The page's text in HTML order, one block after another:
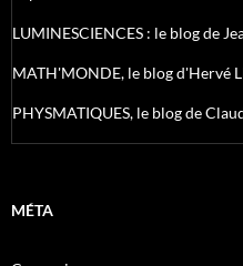
LUMINESCIENCES : le blog de
MATH'MONDE, le blog d'Hervé
PHYSMATIQUES, le blog de
MÉTA